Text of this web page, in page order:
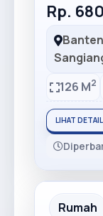
Rp.
Banten
126 M2
LIHAT DETAIL
Rumah